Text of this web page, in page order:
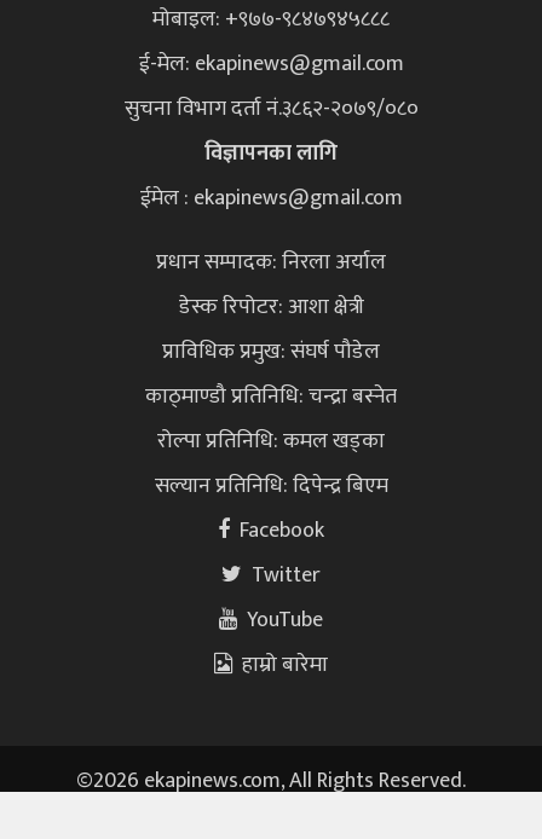
मोबाइल: +९७७-९८४७९४५८८८
ई-मेल: ekapinews@gmail.com
सुचना विभाग दर्ता नं.३८६२-२०७९/०८०
विज्ञापनका लागि
ईमेल : ekapinews@gmail.com
प्रधान सम्पादक: निरला अर्याल
डेस्क रिपोटर: आशा क्षेत्री
प्राविधिक प्रमुख: संघर्ष पौडेल
काठ्माण्डौ प्रतिनिधि: चन्द्रा बस्नेत
रोल्पा प्रतिनिधि: कमल खड्का
सल्यान प्रतिनिधि: दिपेन्द्र बिएम
Facebook
Twitter
YouTube
हाम्रो बारेमा
©2026 ekapinews.com, All Rights Reserved.